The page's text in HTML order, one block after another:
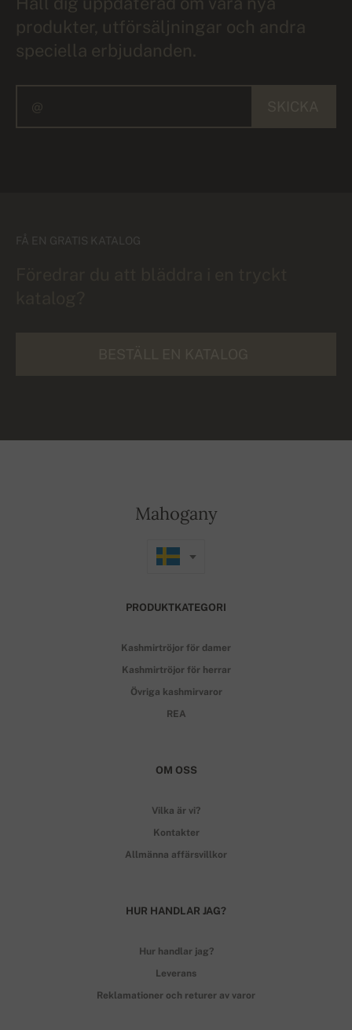
produkter, utförsäljningar och andra
speciella erbjudanden.
FÅ EN GRATIS KATALOG
Mahogany
PRODUKTKATEGORI
Kashmirtröjor för damer
Kashmirtröjor för herrar
Övriga kashmirvaror
REA
OM OSS
Vilka är vi?
Kontakter
Allmänna affärsvillkor
HUR HANDLAR JAG?
Hur handlar jag?
Leverans
Reklamationer och returer av varor